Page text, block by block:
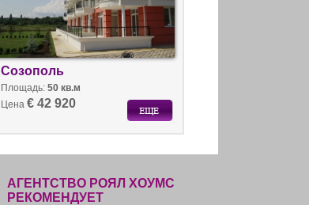
Созополь
Площадь: 50 кв.м
Цена € 42 920
АГЕНТСТВО РОЯЛ ХОУМС
РЕКОМЕНДУЕТ